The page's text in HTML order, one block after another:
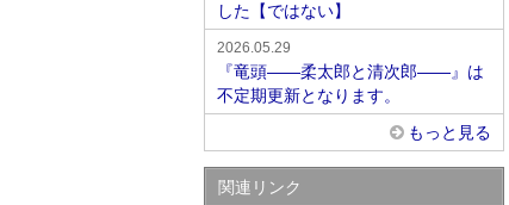
した【ではない】
2026.05.29
『竜頭――柔太郎と清次郎――』は
不定期更新となります。
もっと見る
関連リンク